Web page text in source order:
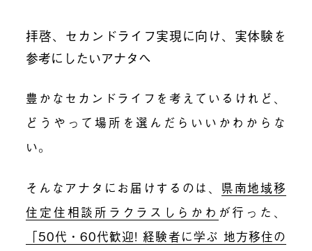
拝啓、 セカンドライフ実現に向け、実体験を
参考にしたいアナタへ
豊かなセカンドライフを考えているけれど、
どうやって場所を選んだらいいかわからな
い。
そんなアナタにお届けするのは、 県南地域移
住定住相談所ラクラスしらかわ が行った、
「50代・60代歓迎! 経験者に学ぶ 地方移住の